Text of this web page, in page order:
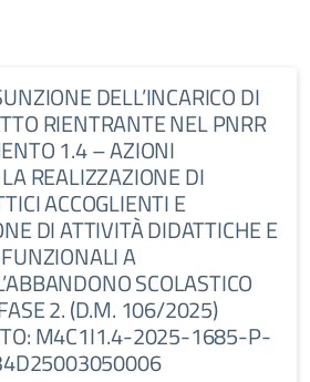
DELL’INCARICO DI
RIENTRANTE NEL PNRR
1.4 – AZIONI
REALIZZAZIONE DI
ACCOGLIENTI E
DI ATTIVITÀ DIDATTICHE E
A
SCOLASTICO
2. (D.M. 106/2025)
M4C1I1.4-2025-1685-P-